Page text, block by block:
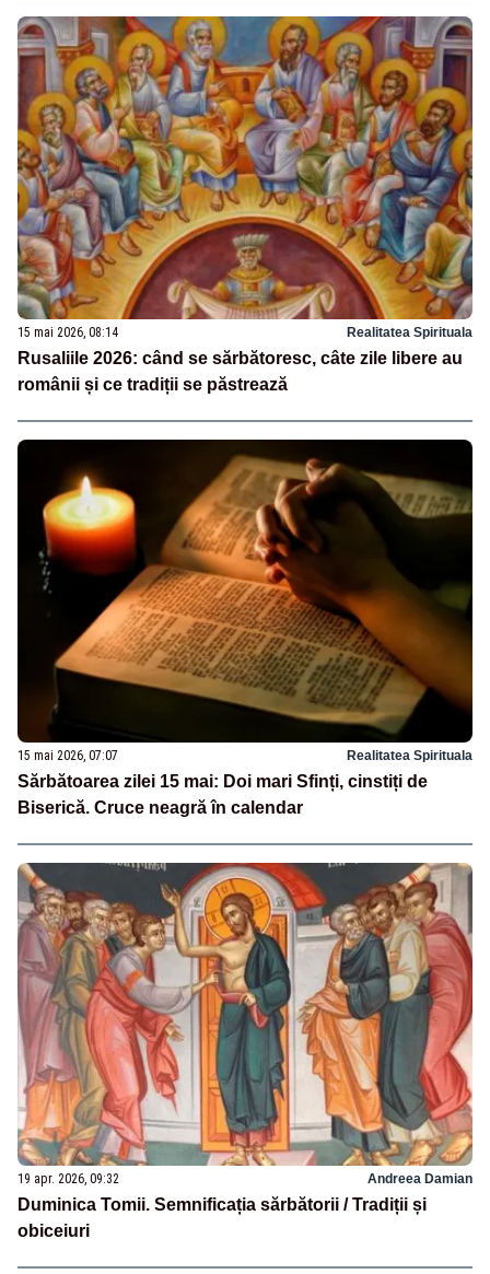
15 mai 2026, 08:14 Realitatea Spirituala
Rusaliile 2026: când se sărbătoresc, câte zile libere au
românii și ce tradiții se păstrează
15 mai 2026, 07:07 Realitatea Spirituala
Sărbătoarea zilei 15 mai: Doi mari Sfinți, cinstiți de
Biserică. Cruce neagră în calendar
19 apr. 2026, 09:32 Andreea Damian
Duminica Tomii. Semnificația sărbătorii / Tradiții și
obiceiuri